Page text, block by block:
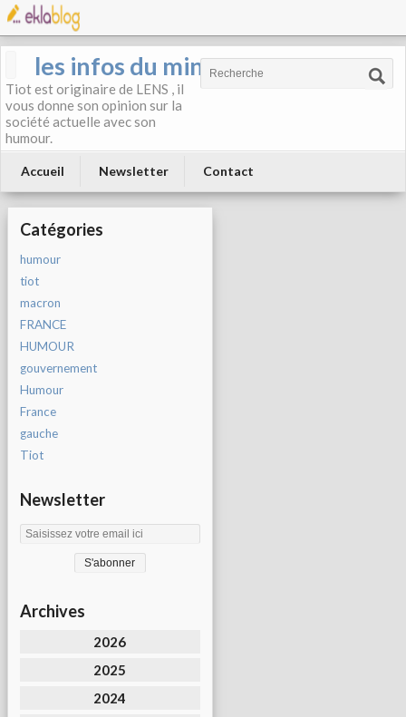
les infos du mineur
Tiot est originaire de LENS , il
vous donne son opinion sur la
société actuelle avec son
humour.
Accueil Newsletter Contact
Catégories
humour
tiot
macron
FRANCE
HUMOUR
gouvernement
Humour
France
gauche
Tiot
Newsletter
Archives
2026
2025
2024